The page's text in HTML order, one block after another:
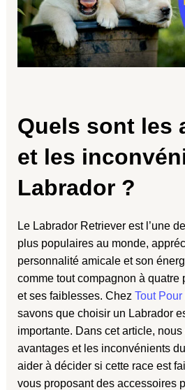
Quels sont les
et les
Labrador ?
Le Labrador Retriever est l’une
plus populaires au monde,
personnalité amicale et son
comme tout compagnon à quatre
et ses faiblesses. Chez Tout
savons que choisir un Labrador
importante. Dans cet article,
avantages et les inconvénients
aider à décider si cette race est
vous proposant des accessoires